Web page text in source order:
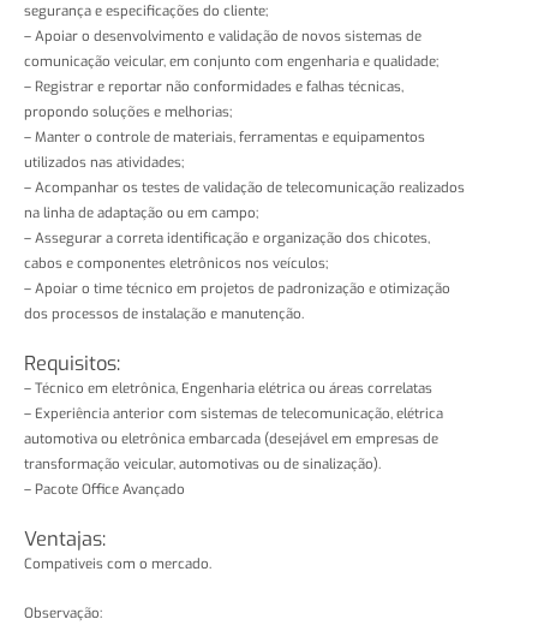
segurança e especificações do cliente;
– Apoiar o desenvolvimento e validação de novos sistemas de
comunicação veicular, em conjunto com engenharia e qualidade;
– Registrar e reportar não conformidades e falhas técnicas,
propondo soluções e melhorias;
– Manter o controle de materiais, ferramentas e equipamentos
utilizados nas atividades;
– Acompanhar os testes de validação de telecomunicação realizados
na linha de adaptação ou em campo;
– Assegurar a correta identificação e organização dos chicotes,
cabos e componentes eletrônicos nos veículos;
– Apoiar o time técnico em projetos de padronização e otimização
dos processos de instalação e manutenção.
Requisitos:
– Técnico em eletrônica, Engenharia elétrica ou áreas correlatas
– Experiência anterior com sistemas de telecomunicação, elétrica
automotiva ou eletrônica embarcada (desejável em empresas de
transformação veicular, automotivas ou de sinalização).
– Pacote Office Avançado
Ventajas:
Compativeis com o mercado.
Observação: